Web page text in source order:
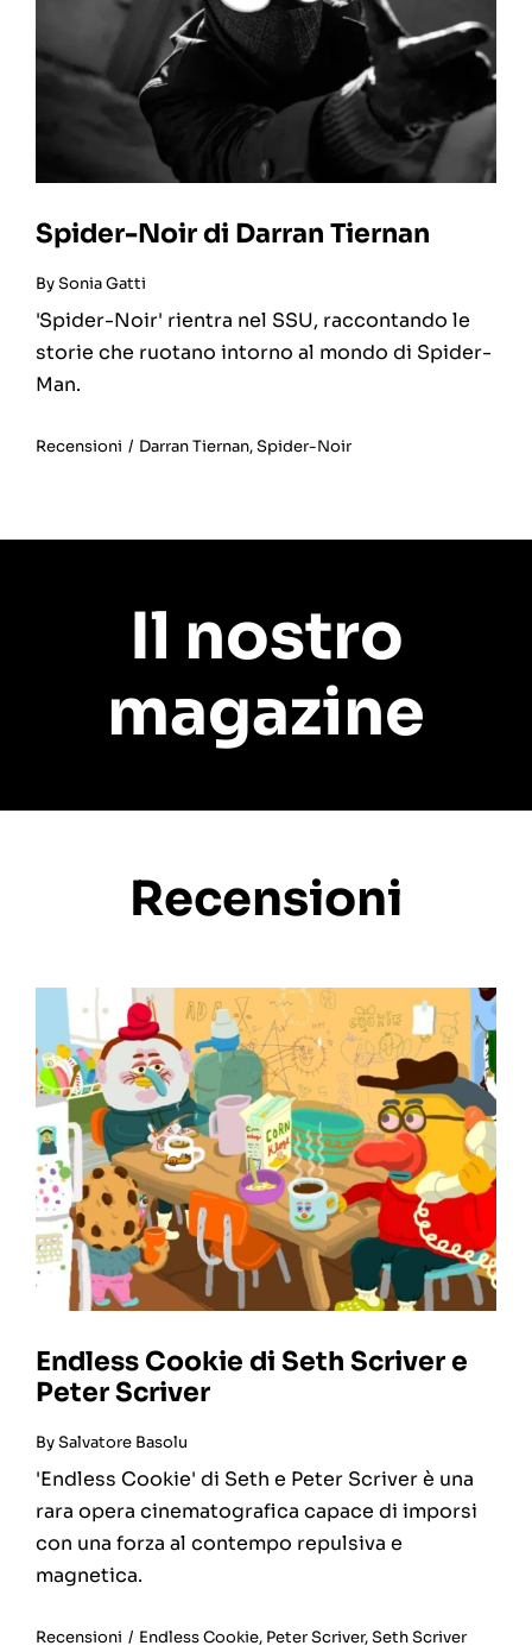
Spider-Noir di Darran Tiernan
BySonia Gatti
'Spider-Noir' rientra nel SSU, raccontando le
storie che ruotano intorno al mondo di Spider-
Man.
Recensioni / Darran Tiernan,Spider-Noir
Il nostro
magazine
Recensioni
Endless Cookie di Seth Scriver e
Peter Scriver
BySalvatore Basolu
'Endless Cookie' di Seth e Peter Scriver è una
rara opera cinematografica capace di imporsi
con una forza al contempo repulsiva e
magnetica.
Recensioni / Endless Cookie, Peter Scriver,Seth Scriver